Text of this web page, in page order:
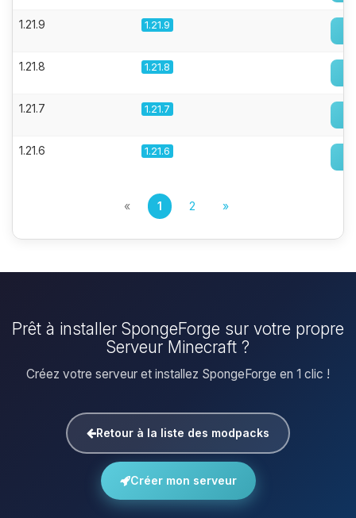
1.21.9 1.21.9
1.21.8 1.21.8
1.21.7 1.21.7
1.21.6 1.21.6
« 1 2 »
Prêt à installer SpongeForge sur votre propre
Serveur Minecraft ?
Créez votre serveur et installez SpongeForge en 1 clic !
Retour à la liste des modpacks
Créer mon serveur